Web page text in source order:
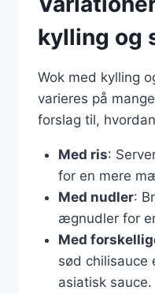
kylling og
Wok med kylling
varieres på
forslag til,
Med ris:
for en mere
Med nudler:
ægnudler for
Med
sød chilisauce
asiatisk sauce.